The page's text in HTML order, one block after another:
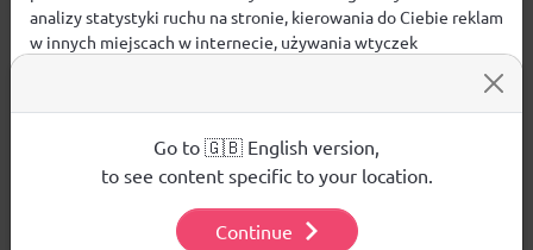
Nie ma jeszcze żadnej recenzji produktu
analizy statystyki ruchu na stronie, kierowania do Ciebie reklam
w innych miejscach w internecie, używania wtyczek
używanych plików cookies.
Aby dowiedzieć się więcej o plikach cookie i tym, jak
wykorzystujemy Twoje dane, odwiedź naszą Polityką
Go to 🇬🇧 English version,
to see content specific to your location.
Continue